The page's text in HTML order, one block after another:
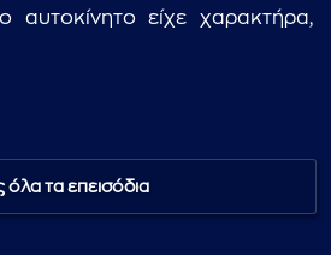
κείμενο προς αναζήτηση
αυτοκίνητο είχε χαρακτήρα,
όλα τα επεισόδια